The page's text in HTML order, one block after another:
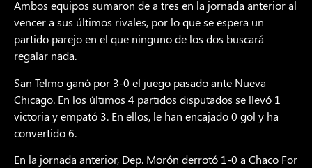
Ambos equipos sumaron de a tres en la jornada anterior al
vencer a sus últimos rivales, por lo que se espera un
partido parejo en el que ninguno de los dos buscará
regalar nada.
San Telmo ganó por 3-0 el juego pasado ante Nueva
Chicago. En los últimos 4 partidos disputados se llevó 1
victoria y empató 3. En ellos, le han encajado 0 gol y ha
convertido 6.
En la jornada anterior, Dep. Morón derrotó 1-0 a Chaco For